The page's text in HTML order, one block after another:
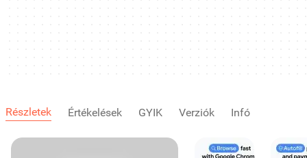
Részletek Értékelések GYIK Verziók Infó